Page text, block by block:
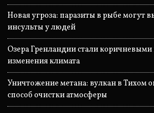
Новая угроза: паразиты в рыбе могут
инсульты у людей
Озера Гренландии стали коричневыми
изменения климата
Уничтожение метана: вулкан в Тихом
способ очистки атмосферы